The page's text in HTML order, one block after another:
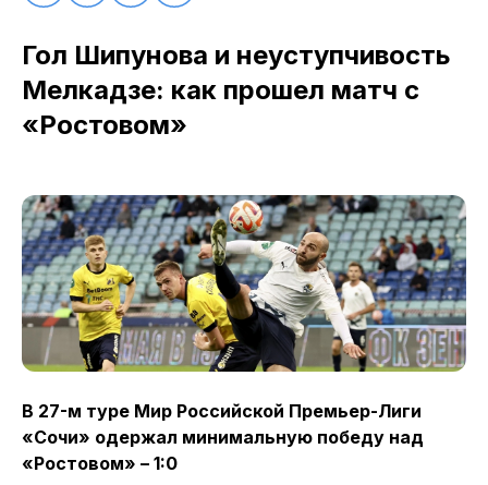
Гол Шипунова и неуступчивость
Мелкадзе: как прошел матч с
«Ростовом»
В 27-м туре Мир Российской Премьер-Лиги
«Сочи» одержал минимальную победу над
«Ростовом» – 1:0